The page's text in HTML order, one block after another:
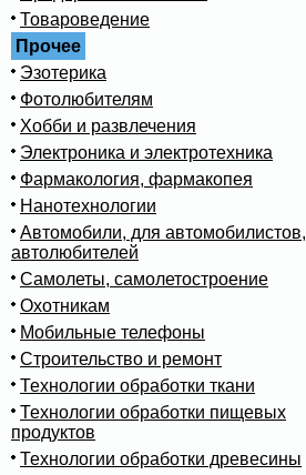
Товароведение
Прочее
Эзотерика
Фотолюбителям
Хобби и развлечения
Электроника и электротехника
Фармакология, фармакопея
Нанотехнологии
Автомобили, для автомобилистов,
автолюбителей
Самолеты, самолетостроение
Охотникам
Мобильные телефоны
Строительство и ремонт
Технологии обработки ткани
Технологии обработки пищевых
продуктов
Технологии обработки древесины